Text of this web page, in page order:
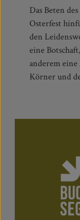
Das Beten
Osterfest
den
eine
anderem
Körner und
auf dem